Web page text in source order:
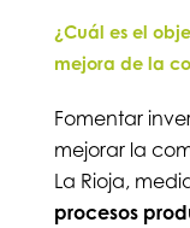
¿Cuál es el
mejora de la
Fomentar
mejorar la
La Rioja,
procesos